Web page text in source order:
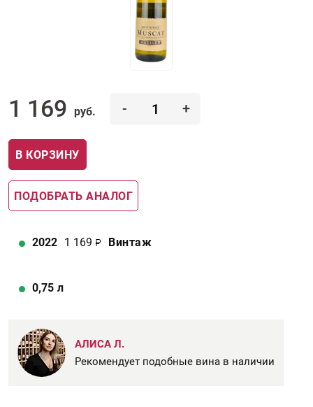
1 169 руб. - +
В КОРЗИНУ
ПОДОБРАТЬ АНАЛОГ
2022 1 169 Винтаж
0,75 л
АЛИСА Л.
Рекомендует подобные вина в наличии